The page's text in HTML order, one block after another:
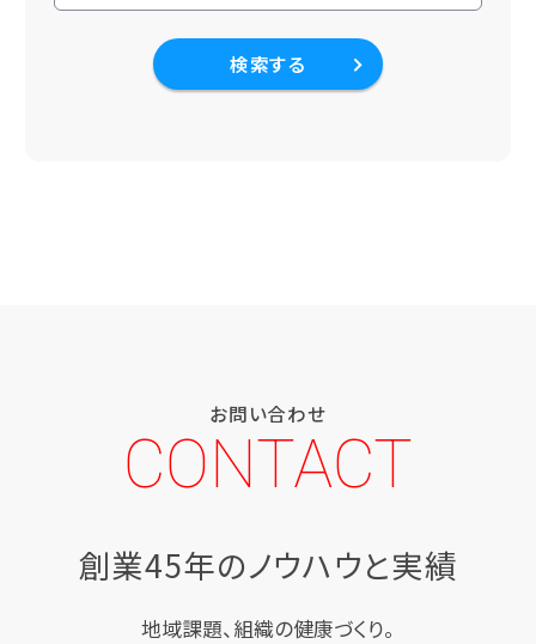
検索する
お問い合わせ
CONTACT
創業45年のノウハウと実績
地域課題、組織の健康づくり。